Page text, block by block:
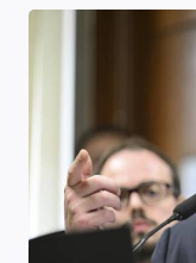
Comprar ou vender?
Carteiras
Central de Dividendos